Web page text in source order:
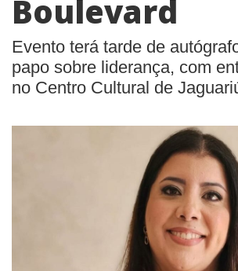
Boulevard
Evento terá tarde de
papo sobre liderança, com
no Centro Cultural de